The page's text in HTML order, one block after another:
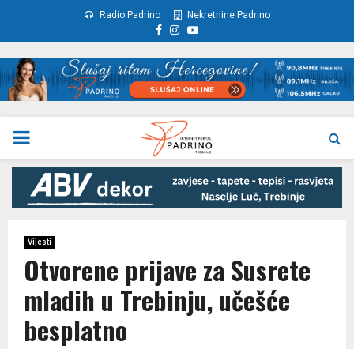
Radio Padrino Nekretnine Padrino
Facebook
Instagram
Youtube
PRIMARY
MENU
Vijesti
Otvorene prijave za Susrete
mladih u Trebinju, učešće
besplatno